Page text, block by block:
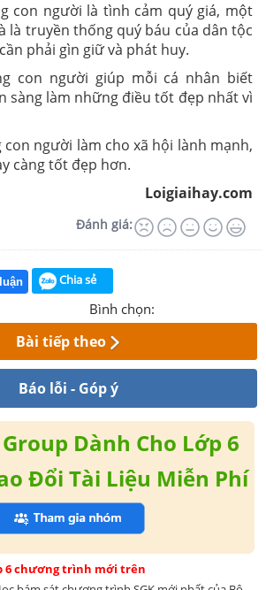
con người là tình cảm quý giá, một
là truyền thống quý báu của dân tộc
phải gìn giữ và phát huy.
con người giúp mỗi cá nhân biết
sàng làm những điều tốt đẹp nhất vì
người làm cho xã hội lành mạnh,
càng tốt đẹp hơn.
Loigiaihay.com
Đánh giá:
Chia sẻ
Bình chọn:
Bài tiếp theo
Báo lỗi - Góp ý
Dành Cho Lớp 6
Đổi Tài Liệu Miễn Phí
6 chương trình mới trên